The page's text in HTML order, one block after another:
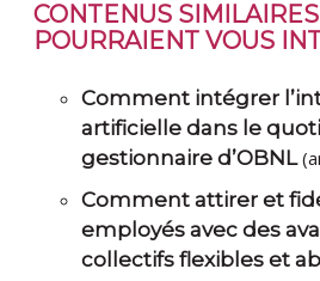
CONTENUS
POURRAIENT VOUS
Comment intégrer
artificielle dans le
gestionnaire d’OBNL
Comment attirer et
employés avec des
collectifs flexibles et